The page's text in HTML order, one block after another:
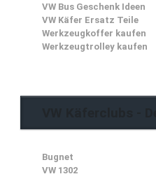
VW Bus Geschenk Ideen
VW Käfer Ersatz Teile
Werkzeugkoffer kaufen
Werkzeugtrolley kaufen
Bugnet
VW 1302